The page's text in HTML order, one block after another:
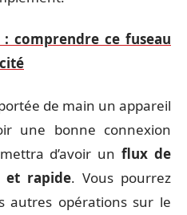
: comprendre ce fuseau
de main un appareil
une bonne connexion
d’avoir unflux de
et rapide. Vous pourrez
autres opérations sur le